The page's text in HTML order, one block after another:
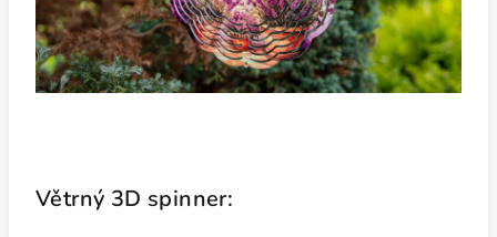
Větrný 3D spinner: